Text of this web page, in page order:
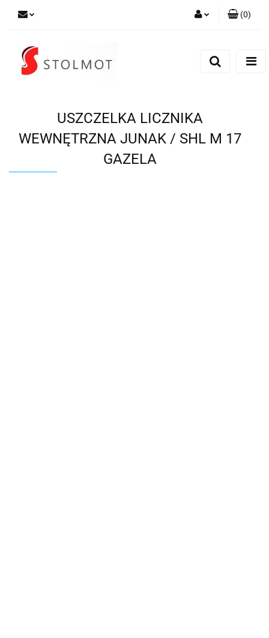
(0)
USZCZELKA LICZNIKA
WEWNĘTRZNA JUNAK / SHL M 17
GAZELA